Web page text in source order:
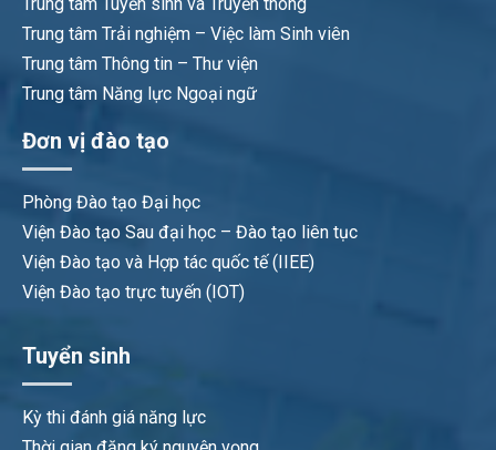
Trung tâm Tuyển sinh và Truyền thông
Trung tâm Trải nghiệm – Việc làm Sinh viên
Trung tâm Thông tin – Thư viện
Trung tâm Năng lực Ngoại ngữ
Đơn vị đào tạo
Phòng Đào tạo Đại học
Viện Đào tạo Sau đại học – Đào tạo liên tục
Viện Đào tạo và Hợp tác quốc tế (IIEE)
Viện Đào tạo trực tuyến (IOT)
Tuyển sinh
Kỳ thi đánh giá năng lực